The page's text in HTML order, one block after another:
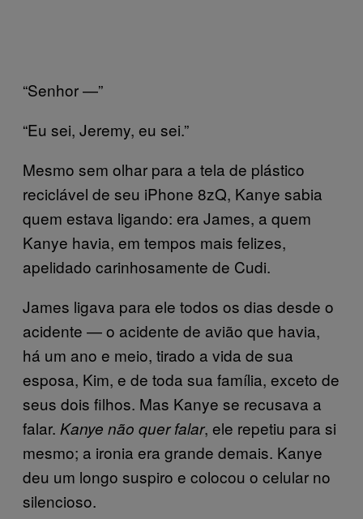
“Senhor —”
“Eu sei, Jeremy, eu sei.”
Mesmo sem olhar para a tela de plástico
reciclável de seu iPhone 8zQ, Kanye sabia
quem estava ligando: era James, a quem
Kanye havia, em tempos mais felizes,
apelidado carinhosamente de Cudi.
James ligava para ele todos os dias desde o
acidente — o acidente de avião que havia,
há um ano e meio, tirado a vida de sua
esposa, Kim, e de toda sua família, exceto de
seus dois filhos. Mas Kanye se recusava a
falar. Kanye não quer falar, ele repetiu para si
mesmo; a ironia era grande demais. Kanye
deu um longo suspiro e colocou o celular no
silencioso.